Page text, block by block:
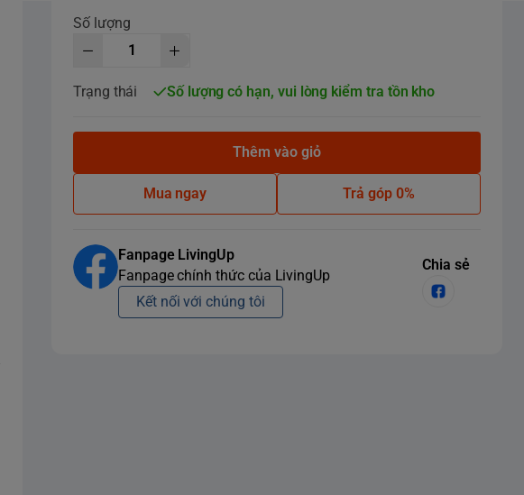
Số lượng
Trạng thái Số lượng có hạn, vui lòng kiểm tra tồn kho
Thêm vào giỏ
Mua ngay Trả góp 0%
Fanpage LivingUp
Fanpage chính thức của LivingUp
Kết nối với chúng tôi
Chia sẻ